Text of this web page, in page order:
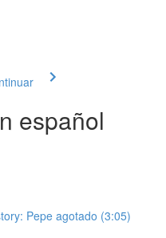
español
Pepe agotado (3:05)